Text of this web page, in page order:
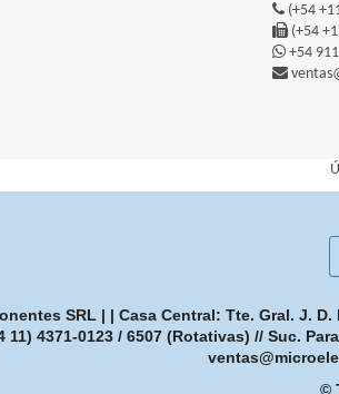
(+54
(+54
+54
SRL | | Casa Central: Tte. Gral. J.
11) 4371-0123 / 6507 (Rotativas) // Suc.
©